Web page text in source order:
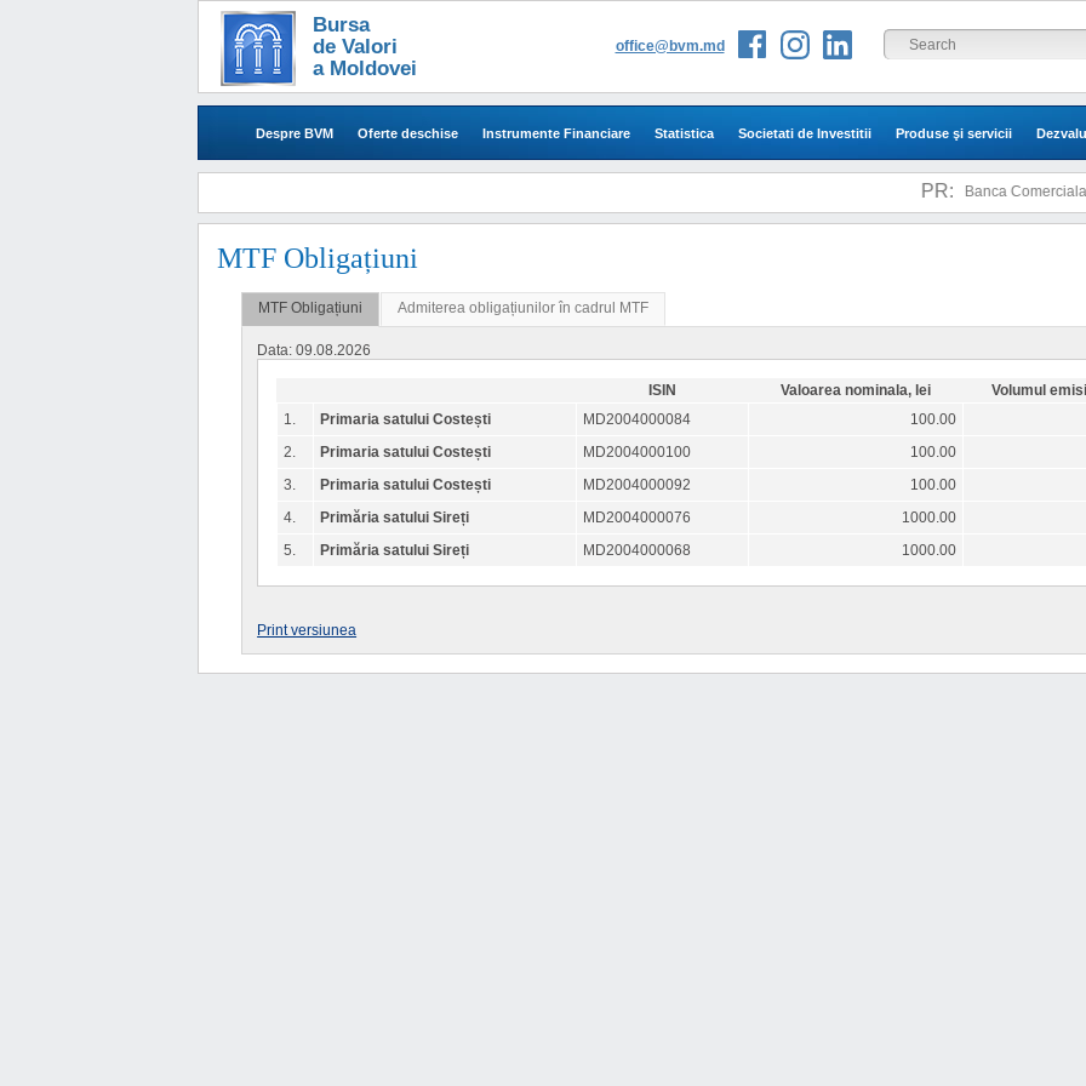
Bursa
de Valori
a Moldovei
office@bvm.md
Despre BVM Oferte deschise Instrumente Financiare Statistica Societati de Investitii Produse şi servicii
PR: Banca Comerciala
MTF Obligațiuni
MTF Obligațiuni Admiterea obligațiunilor în cadrul MTF
Data: 09.08.2026
ISIN Valoarea nominala, lei
Volumul
1.
Primaria satului Costești MD2004000084
100.00
2.
Primaria satului Costești MD2004000100
100.00
3.
Primaria satului Costești MD2004000092
100.00
4.
Primăria satului Sireți MD2004000076
1000.00
5.
Primăria satului Sireți MD2004000068 1000.00
Print versiunea